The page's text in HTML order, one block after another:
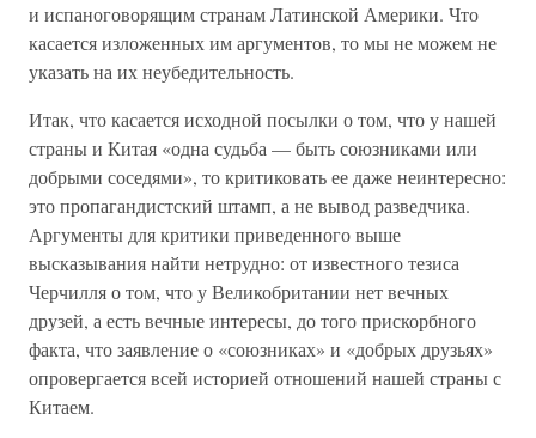
и испаноговорящим странам Латинской Америки. Что
касается изложенных им аргументов, то мы не можем не
указать на их неубедительность.
Итак, что касается исходной посылки о том, что у нашей
страны и Китая «одна судьба — быть союзниками или
добрыми соседями», то критиковать ее даже неинтересно:
это пропагандистский штамп, а не вывод разведчика.
Аргументы для критики приведенного выше
высказывания найти нетрудно: от известного тезиса
Черчилля о том, что у Великобритании нет вечных
друзей, а есть вечные интересы, до того прискорбного
факта, что заявление о «союзниках» и «добрых друзьях»
опровергается всей историей отношений нашей страны с
Китаем.